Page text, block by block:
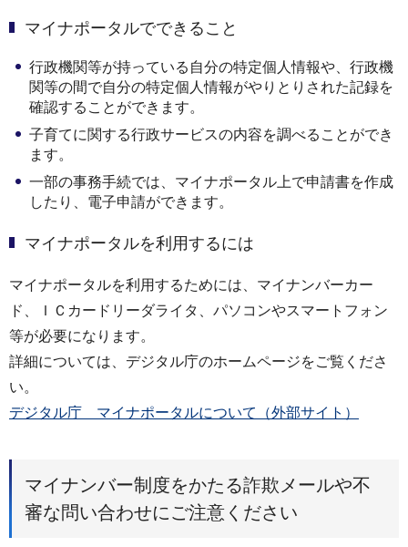
マイナポータルでできること
行政機関等が持っている自分の特定個人情報や、行政機
関等の間で自分の特定個人情報がやりとりされた記録を
確認することができます。
子育てに関する行政サービスの内容を調べることができ
ます。
一部の事務手続では、マイナポータル上で申請書を作成
したり、電子申請ができます。
マイナポータルを利用するには
マイナポータルを利用するためには、マイナンバーカー
ド、ＩＣカードリーダライタ、パソコンやスマートフォン
等が必要になります。
詳細については、デジタル庁のホームページをご覧くださ
い。
デジタル庁 マイナポータルについて（外部サイト）
マイナンバー制度をかたる詐欺メールや不
審な問い合わせにご注意ください